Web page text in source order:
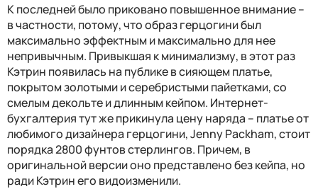
К последней было приковано повышенное внимание –
в частности, потому, что образ герцогини был
максимально эффектным и максимально для нее
непривычным. Привыкшая к минимализму, в этот раз
Кэтрин появилась на публике в сияющем платье,
покрытом золотыми и серебристыми пайетками, со
смелым декольте и длинным кейпом. Интернет-
бухгалтерия тут же прикинула цену наряда – платье от
любимого дизайнера герцогини, Jenny Packham, стоит
порядка 2800 фунтов стерлингов. Причем, в
оригинальной версии оно представлено без кейпа, но
ради Кэтрин его видоизменили.